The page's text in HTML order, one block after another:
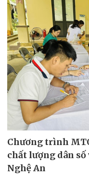
Chương trình
chất lượng dân số
Nghệ An